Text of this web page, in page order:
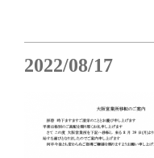
2022/08/17